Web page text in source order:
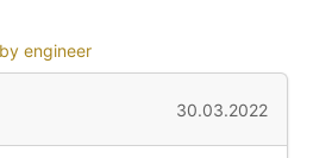
engineer
30.03.2022